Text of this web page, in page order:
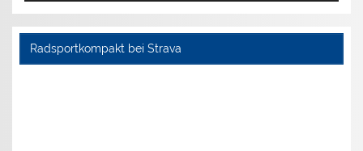
Radsportkompakt bei Strava